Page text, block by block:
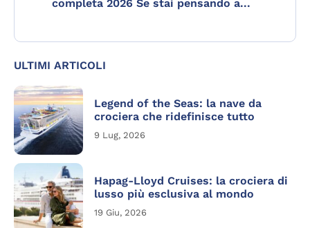
completa 2026 Se stai pensando a...
ULTIMI ARTICOLI
Legend of the Seas: la nave da
crociera che ridefinisce tutto
9 Lug, 2026
Hapag-Lloyd Cruises: la crociera di
lusso più esclusiva al mondo
19 Giu, 2026